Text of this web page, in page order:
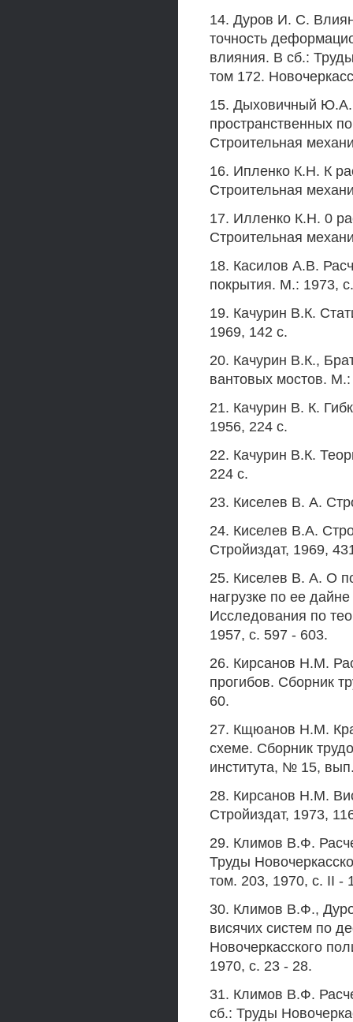
14. Дуров И. С.
точность
влияния. В сб.:
том 172.
15. Дыховичный
пространственных
Строительная
16. Ипленко К.Н. К
Строительная
17. Илленко К.Н. 0
Строительная
18. Касилов A.B.
покрытия. М.: 1973,
19. Качурин В.К.
1969, 142 с.
20. Качурин В.К.,
вантовых мостов. М.:
21. Качурин В. К.
1956, 224 с.
22. Качурин В.К.
224 с.
23. Киселев В. А.
24. Киселев В.А.
Стройиздат, 1969,
25. Киселев В. А. О
нагрузке по ее
Исследования по
1957, с. 597 - 603.
26. Кирсанов Н.М.
прогибов. Сборник
60.
27. Кщюанов Н.М.
схеме. Сборник
института, № 15,
28. Кирсанов Н.М.
Стройиздат, 1973,
29. Климов В.Ф.
Труды
том. 203, 1970, с. II -
30. Климов В.Ф.,
висячих систем по
Новочеркасского
1970, с. 23 - 28.
31. Климов В.Ф.
сб.: Труды